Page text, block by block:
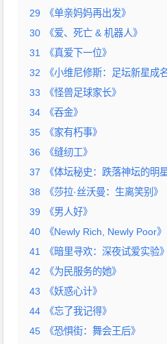
29
《单亲妈妈再出发》
30
《爱、死亡 & 机器人》
31
《真爱下一位》
32
《小维尼修斯：足坛新星成
33
《怪兽足球家长》
34
《吞金》
35
《家有朽事》
36
《缝纫工》
37
《体坛秘史：跌落神坛的明
38
《莎拉·丝沃曼：生离笑别》
39
《男人好》
40
《Newly Rich, Newly Poor》
41
《暗里寻欢：深夜试爱实验》
42
《为民服务的她》
43
《妖惑心计》
44
《忘了我记得》
45
《恐惧街：舞会王后》